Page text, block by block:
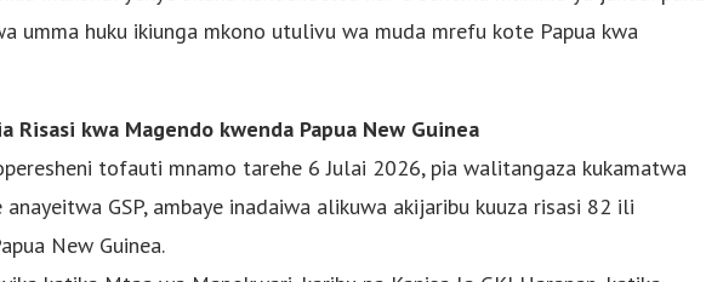
umma huku ikiunga mkono utulivu wa muda mrefu kote Papua kwa
Risasi kwa Magendo kwenda Papua New Guinea
tofauti mnamo tarehe 6 Julai 2026, pia walitangaza kukamatwa
GSP, ambaye inadaiwa alikuwa akijaribu kuuza risasi 82 ​​ili
New Guinea.